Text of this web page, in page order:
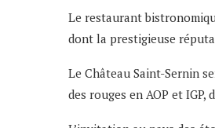
Le restaurant
dont la prestigieuse
Le Château Saint-Sernin
des rouges en AOP et